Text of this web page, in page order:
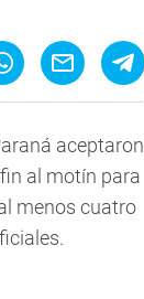
aceptaron
al motín para
menos cuatro